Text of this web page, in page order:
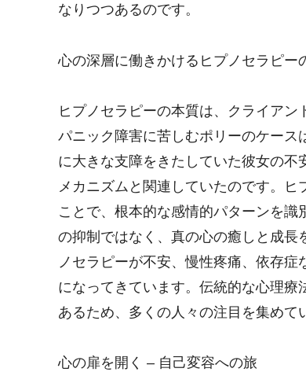
なりつつあるのです。
心の深層に働きかけるヒプノセラピー
ヒプノセラピーの本質は、クライアン
パニック障害に苦しむポリーのケー
に大きな支障をきたしていた彼女の
メカニズムと関連していたのです。
ことで、根本的な感情的パターンを
の抑制ではなく、真の心の癒しと成
ノセラピーが不安、慢性疼痛、依存
になってきています。伝統的な心理
あるため、多くの人々の注目を集めて
心の扉を開く – 自己変容への旅